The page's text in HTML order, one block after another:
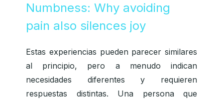
Numbness: Why avoiding
pain also silences joy
Estas experiencias pueden parecer similares
al principio, pero a menudo indican
necesidades diferentes y requieren
respuestas distintas. Una persona que